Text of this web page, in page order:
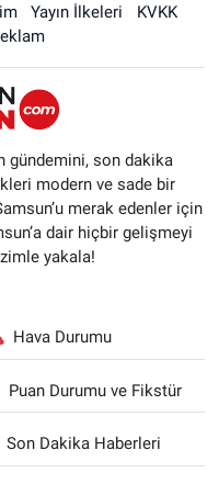
Yayın İlkeleri
KVKK
gündemini, son dakika
modern ve sade bir
merak edenler için
dair hiçbir gelişmeyi
yakala!
Hava Durumu
Puan Durumu ve Fikstür
Son Dakika Haberleri